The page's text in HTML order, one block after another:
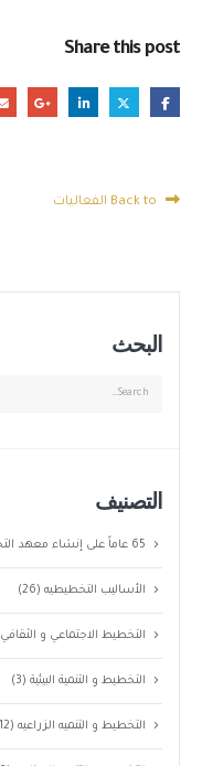
Share this post
البحث
التصنيف
65 عاماً على إنشاء معهد التخطيط القومى
الأساليب التخطيطيه(26)
التخطيط الاجتماعي و الثقافي
التخطيط و التنمية البيئية(3)
التخطيط و التنميه الزراعيه(12)